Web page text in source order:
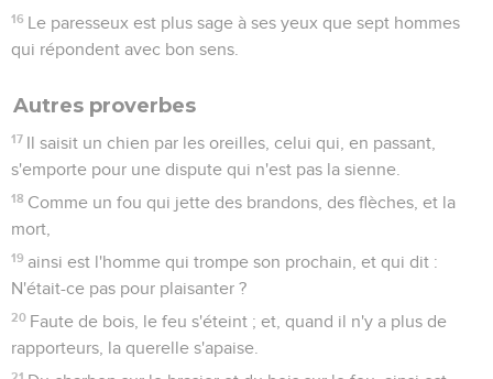
16 Le paresseux est plus sage à ses yeux que sept hommes
qui répondent avec bon sens.
Autres proverbes
17 Il saisit un chien par les oreilles, celui qui, en passant,
s'emporte pour une dispute qui n'est pas la sienne.
18 Comme un fou qui jette des brandons, des flèches, et la
mort,
19 ainsi est l'homme qui trompe son prochain, et qui dit :
N'était-ce pas pour plaisanter ?
20 Faute de bois, le feu s'éteint ; et, quand il n'y a plus de
rapporteurs, la querelle s'apaise.
21